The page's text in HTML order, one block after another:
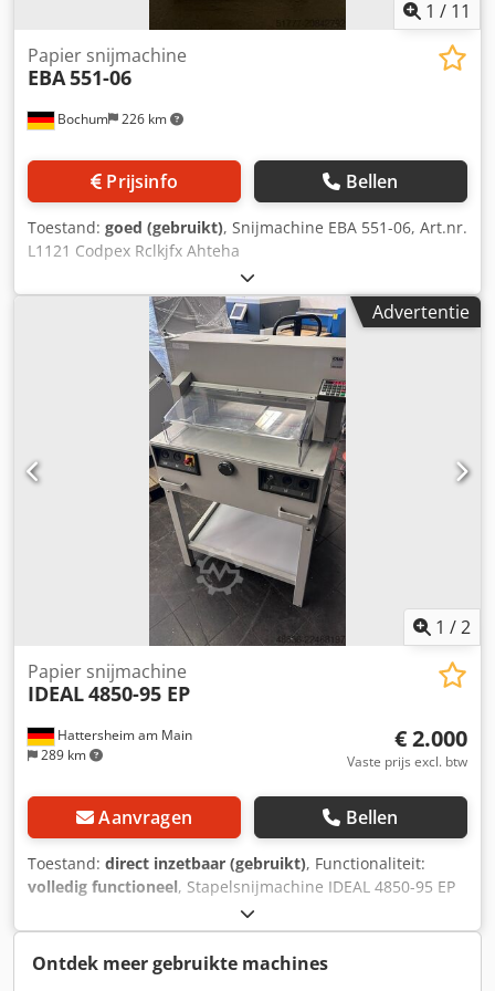
1 / 11
Bochum 226 km
Papier snijmachine
EBA551-06
Prijsinfo Bellen
Toestand: goed (gebruikt), Snijmachine EBA 551-06, Art.nr.
L1121 Codpex Rclkjfx Ahteha
Advertentie
1 /2
Hattersheim am Main
289 km
Papier snijmachine
IDEAL4850-95 EP
€ 2.000
Vaste prijs excl. btw
Aanvragen Bellen
Toestand: direct inzetbaar (gebruikt), Functionaliteit:
volledig functioneel, Stapelsnijmachine IDEAL 4850-95 EP
MET AUTOMATISCHE PERSING EN PROGRAMMASTURING
VAN DE ACHTERAANSLAG 475 mm snijlengte |
elektromechanische mesaandrijving | automatische
persing | elektrisch aangedreven achteraanslag met "EP"-
Ontdek meer gebruikte machines